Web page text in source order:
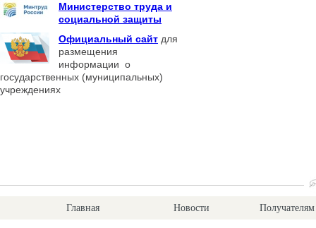
Министерство труда и
социальной защиты
Официальный сайт для
размещения
информации о
государственных (муниципальных)
учреждениях
Главная Новости Получателям